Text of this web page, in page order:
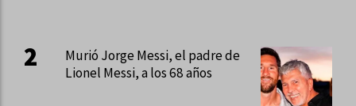
Murió Jorge Messi, el padre de
Lionel Messi, a los 68 años